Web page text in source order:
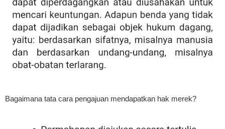
Bagaimana tata cara pengajuan mendapatkan hak merek?